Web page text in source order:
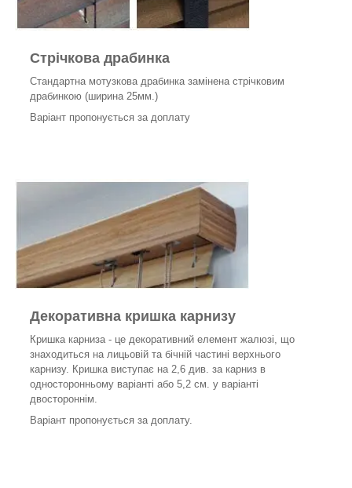
Стрічкова драбинка
Стандартна мотузкова драбинка замінена стрічковим
драбинкою (ширина 25мм.)
Варіант пропонується за доплату
Декоративна кришка карнизу
Кришка карниза - це декоративний елемент жалюзі, що
знаходиться на лицьовій та бічній частині верхнього
карнизу. Кришка виступає на 2,6 див. за карниз в
односторонньому варіанті або 5,2 см. у варіанті
двостороннім.
Варіант пропонується за доплату.